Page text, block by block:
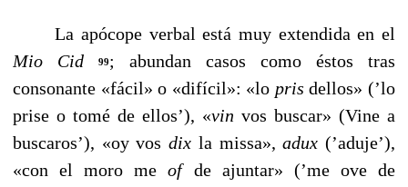
La apócope verbal está muy extendida en el
Mio Cid
99; abundan casos como éstos tras
consonante «fácil» o «difí­cil»: «lo prisdellos» (’lo
prise o tomé de ellos’), «vin vos buscar» (Vine a
buscaros’), «oy vosdix la missa»,adux(’adu­je’),
«con el moro meof de ajuntar» (’me ove de